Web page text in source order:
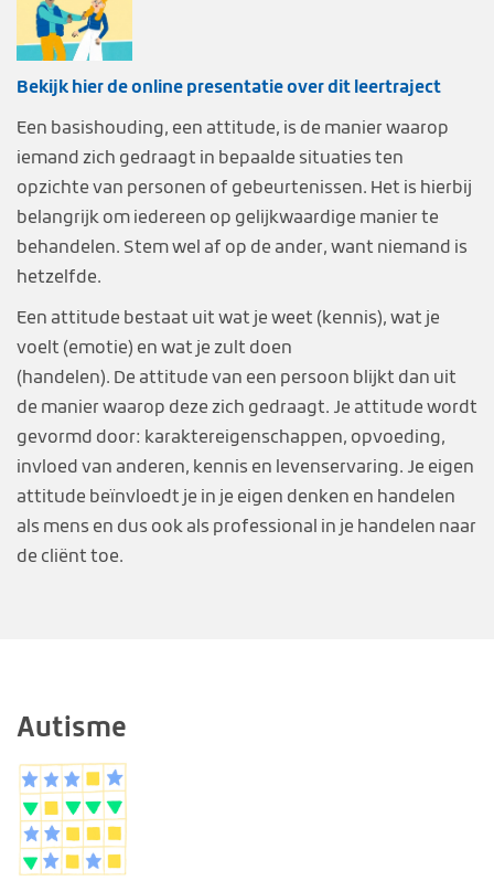
Bekijk hier de online presentatie over dit leertraject
Een basishouding, een attitude, is de manier waarop
iemand zich gedraagt in bepaalde situaties ten
opzichte van personen of gebeurtenissen. Het is hierbij
belangrijk om iedereen op gelijkwaardige manier te
behandelen. Stem wel af op de ander, want niemand is
hetzelfde.
Een attitude bestaat uit wat je weet (kennis), wat je
voelt (emotie) en wat je zult doen
(handelen). De attitude van een persoon blijkt dan uit
de manier waarop deze zich gedraagt. Je attitude wordt
gevormd door: karaktereigenschappen, opvoeding,
invloed van anderen, kennis en levenservaring. Je eigen
attitude beïnvloedt je in je eigen denken en handelen
als mens en dus ook als professional in je handelen naar
de cliënt toe.
Autisme